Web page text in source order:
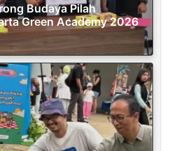
Budaya Pilah
Green Academy 2026